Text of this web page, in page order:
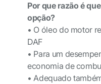
Por que razão é
opção?
• O óleo do motor
DAF
• Para um
economia de
• Adequado